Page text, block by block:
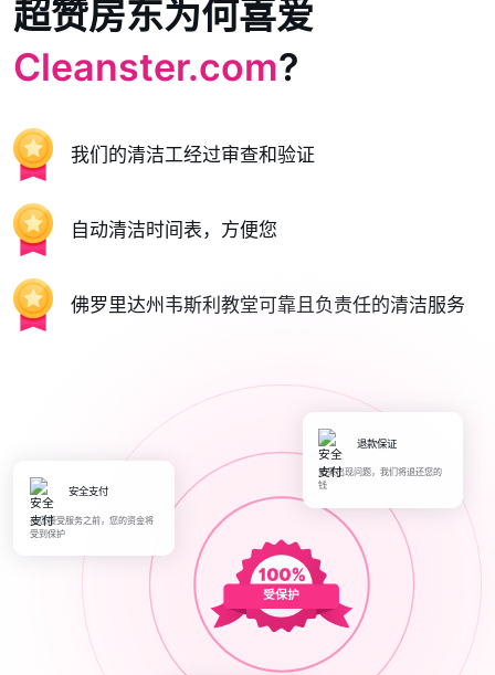
超赞房东为何喜爱
Cleanster.com?
我们的清洁工经过审查和验证
自动清洁时间表，方便您
佛罗里达州韦斯利教堂可靠且负责任的清洁服务
受保护
安全支付
在您接受服务之前，您的资金将
受到保护
退款保证
如果出现问题，我们将退还您的
钱